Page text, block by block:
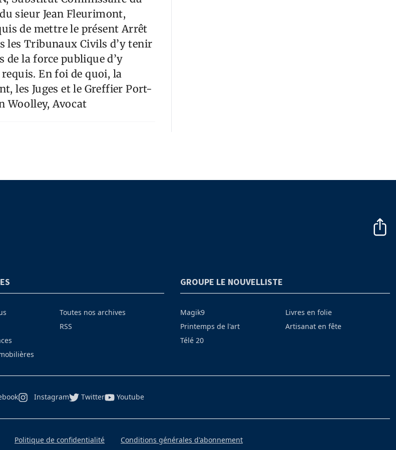
sieur Jean Fleurimont,
de mettre le présent Arrêt
les Tribunaux Civils d’y tenir
la force publique d’y
En foi de quoi, la
les Juges et le Greffier Port-
Woolley, Avocat
Toutes nos archives
RSS
GROUPE LE NOUVELLISTE
Magik9
Printemps de l'art
Télé 20
Livres en folie
Artisanat en fête
Instagram Twitter Youtube
Politique de confidentialité Conditions générales d'abonnement